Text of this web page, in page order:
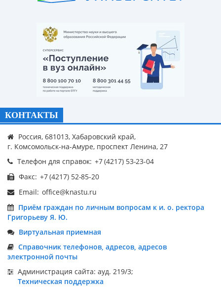
КОНТАКТЫ
Россия, 681013, Хабаровский край,
г. Комсомольск-на-Амуре, проспект Ленина, 27
Телефон для справок:
Факс:
Email:
Приём граждан по личным вопросам к и. о. ректора
Григорьеву Я. Ю.
Виртуальная приемная
Справочник телефонов, адресов, адресов
электронной почты
Администрация сайта: ауд. 219/3;
Техническая поддержка